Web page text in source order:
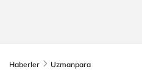
Haberler Uzmanpara